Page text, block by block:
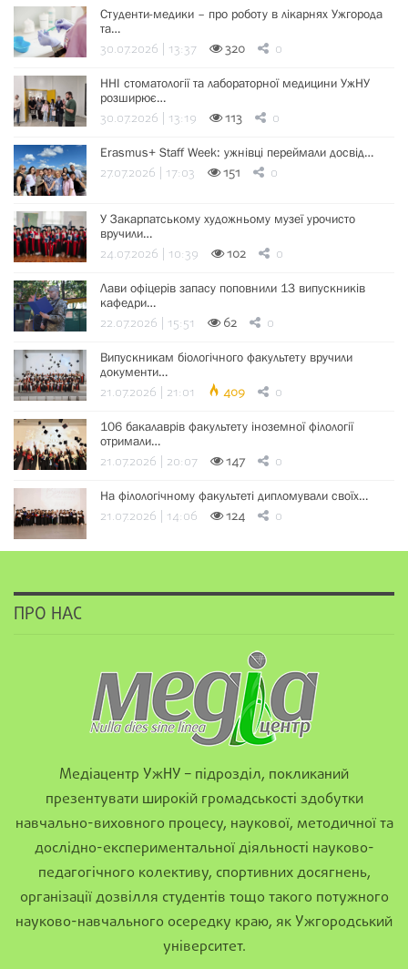
Студенти-медики – про роботу в лікарнях Ужгорода
та…
30.07.2026 | 13:37 320 0
ННІ стоматології та лабораторної медицини УжНУ
розширює…
30.07.2026 | 13:19 113 0
Erasmus+ Staff Week: ужнівці переймали досвід…
27.07.2026 | 17:03 151 0
У Закарпатському художньому музеї урочисто
вручили…
24.07.2026 | 10:39 102 0
Лави офіцерів запасу поповнили 13 випускників
кафедри…
22.07.2026 | 15:51 62 0
Випускникам біологічного факультету вручили
документи…
21.07.2026 | 21:01 409 0
106 бакалаврів факультету іноземної філології
отримали…
21.07.2026 | 20:07 147 0
На філологічному факультеті дипломували своїх…
21.07.2026 | 14:06 124 0
ПРО НАС
Медіацентр УжНУ – підрозділ, покликаний
презентувати широкій громадськості здобутки
навчально-виховного процесу, наукової, методичної та
дослідно-експериментальної діяльності науково-
педагогічного колективу, спортивних досягнень,
організації дозвілля студентів тощо такого потужного
науково-навчального осередку краю, як Ужгородський
університет.